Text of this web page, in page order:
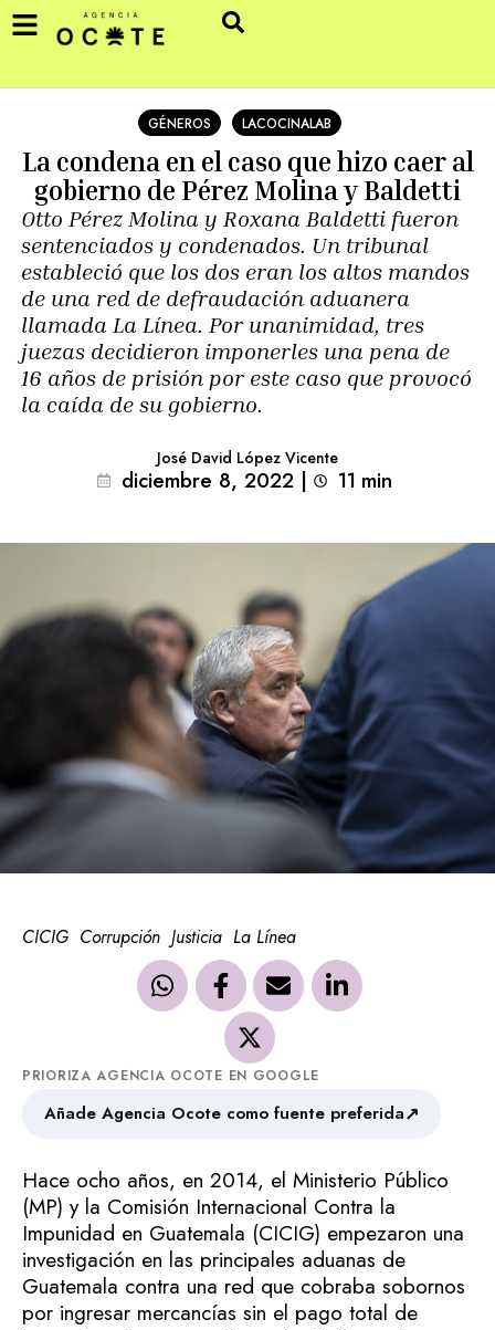
GÉNEROS LACOCINALAB
La condena en el caso que hizo caer al
gobierno de Pérez Molina y Baldetti
Otto Pérez Molina y Roxana Baldetti fueron
sentenciados y condenados. Un tribunal
estableció que los dos eran los altos mandos
de una red de defraudación aduanera
llamada La Línea. Por unanimidad, tres
juezas decidieron imponerles una pena de
16 años de prisión por este caso que provocó
la caída de su gobierno.
José David López Vicente
diciembre 8, 2022 | 11 min
CICIG Corrupción Justicia La Línea
PRIORIZA AGENCIA OCOTE EN GOOGLE
Añade Agencia Ocote como fuente preferida↗
Hace ocho años, en 2014, el Ministerio Público
(MP) y la Comisión Internacional Contra la
Impunidad en Guatemala (CICIG) empezaron una
investigación en las principales aduanas de
Guatemala contra una red que cobraba sobornos
por ingresar mercancías sin el pago total de